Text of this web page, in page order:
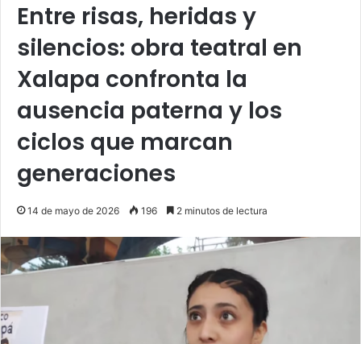
Entre risas, heridas y
silencios: obra teatral en
Xalapa confronta la
ausencia paterna y los
ciclos que marcan
generaciones
14 de mayo de 2026 196 2 minutos de lectura